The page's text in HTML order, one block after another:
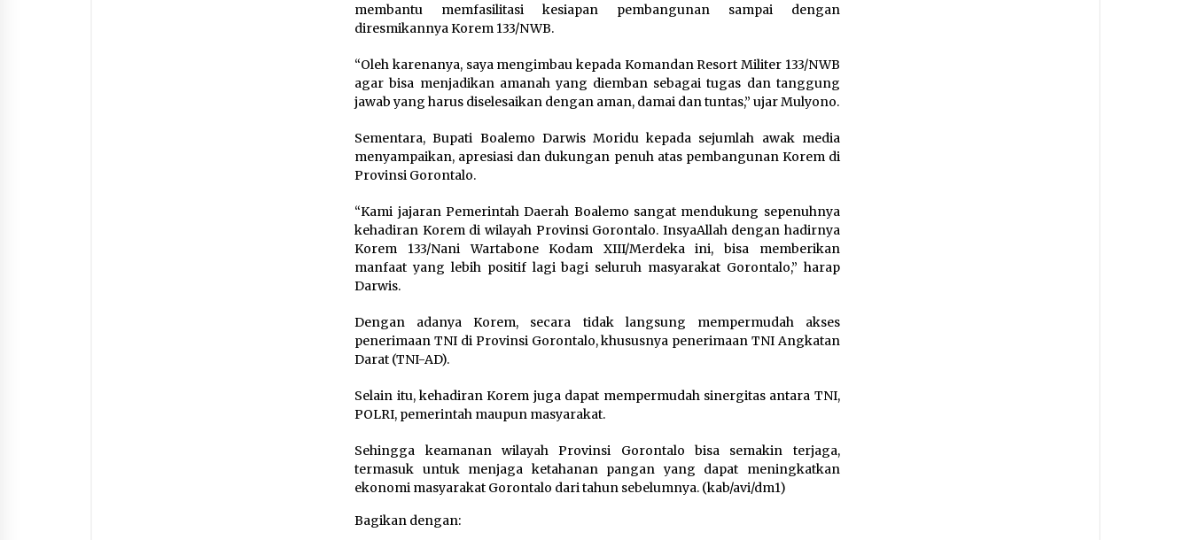
membantu memfasilitasi kesiapan pembangunan sampai dengan
diresmikannya Korem 133/NWB.
“Oleh karenanya, saya mengimbau kepada Komandan Resort Militer 133/NWB
agar bisa menjadikan amanah yang diemban sebagai tugas dan tanggung
jawab yang harus diselesaikan dengan aman, damai dan tuntas,” ujar Mulyono.
Sementara, Bupati Boalemo Darwis Moridu kepada sejumlah awak media
menyampaikan, apresiasi dan dukungan penuh atas pembangunan Korem di
Provinsi Gorontalo.
“Kami jajaran Pemerintah Daerah Boalemo sangat mendukung sepenuhnya
kehadiran Korem di wilayah Provinsi Gorontalo. InsyaAllah dengan hadirnya
Korem 133/Nani Wartabone Kodam XIII/Merdeka ini, bisa memberikan
manfaat yang lebih positif lagi bagi seluruh masyarakat Gorontalo,” harap
Darwis.
Dengan adanya Korem, secara tidak langsung mempermudah akses
penerimaan TNI di Provinsi Gorontalo, khususnya penerimaan TNI Angkatan
Darat (TNI-AD).
Selain itu, kehadiran Korem juga dapat mempermudah sinergitas antara TNI,
POLRI, pemerintah maupun masyarakat.
Sehingga keamanan wilayah Provinsi Gorontalo bisa semakin terjaga,
termasuk untuk menjaga ketahanan pangan yang dapat meningkatkan
ekonomi masyarakat Gorontalo dari tahun sebelumnya. (kab/avi/dm1)
Bagikan dengan: